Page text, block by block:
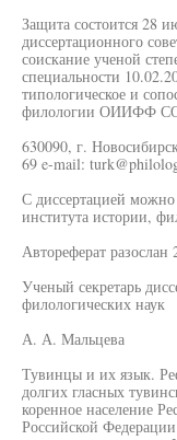
Защита состоится 28
диссертационного
соискание ученой
специальности
типологическое и
филологии ОИИФФ СО
630090, г.
69 e-mail:
С диссертацией
института истории,
Автореферат разослан
Ученый секретарь
филологических наук
А. А. Мальцева
Тувинцы и их язык.
долгих гласных
коренное население
Российской